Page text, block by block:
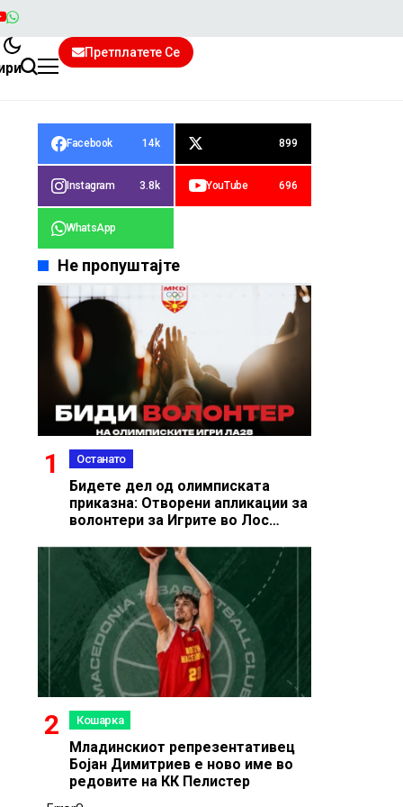
Претплатете Се
Facebook 14k 899
Instagram 3.8k YouTube 696
WhatsApp
Не пропуштајте
Останато
Бидете дел од олимписката
приказна: Отворени апликации за
волонтери за Игрите во Лос
Кошарка
Младинскиот репрезентативец
Бојан Димитриев е ново име во
редовите на КК Пелистер